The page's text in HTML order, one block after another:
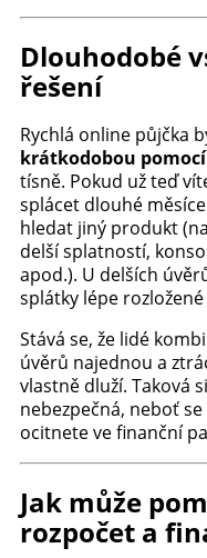
Dlouhodobé
řešení
Rychlá online půjčka
krátkodobou pomocí
tísně. Pokud už teď
splácet dlouhé
hledat jiný produkt
delší splatností,
apod.). U delších
splátky lépe rozložené
Stává se, že lidé
úvěrů najednou a
vlastně dluží. Taková
nebezpečná, neboť
ocitnete ve finanční
Jak může
rozpočet a